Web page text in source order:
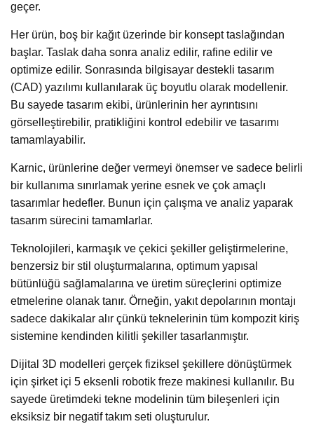
geçer.
Her ürün, boş bir kağıt üzerinde bir konsept taslağından
başlar. Taslak daha sonra analiz edilir, rafine edilir ve
optimize edilir. Sonrasında bilgisayar destekli tasarım
(CAD) yazılımı kullanılarak üç boyutlu olarak modellenir.
Bu sayede tasarım ekibi, ürünlerinin her ayrıntısını
görselleştirebilir, pratikliğini kontrol edebilir ve tasarımı
tamamlayabilir.
Karnic, ürünlerine değer vermeyi önemser ve sadece belirli
bir kullanıma sınırlamak yerine esnek ve çok amaçlı
tasarımlar hedefler. Bunun için çalışma ve analiz yaparak
tasarım sürecini tamamlarlar.
Teknolojileri, karmaşık ve çekici şekiller geliştirmelerine,
benzersiz bir stil oluşturmalarına, optimum yapısal
bütünlüğü sağlamalarına ve üretim süreçlerini optimize
etmelerine olanak tanır. Örneğin, yakıt depolarının montajı
sadece dakikalar alır çünkü teknelerinin tüm kompozit kiriş
sistemine kendinden kilitli şekiller tasarlanmıştır.
Dijital 3D modelleri gerçek fiziksel şekillere dönüştürmek
için şirket içi 5 eksenli robotik freze makinesi kullanılır. Bu
sayede üretimdeki tekne modelinin tüm bileşenleri için
eksiksiz bir negatif takım seti oluşturulur.